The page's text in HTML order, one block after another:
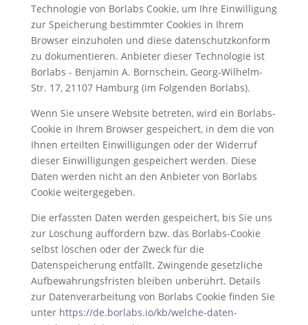
Technologie von Borlabs Cookie, um Ihre Einwilligung
zur Speicherung bestimmter Cookies in Ihrem
Browser einzuholen und diese datenschutzkonform
zu dokumentieren. Anbieter dieser Technologie ist
Borlabs - Benjamin A. Bornschein, Georg-Wilhelm-
Str. 17, 21107 Hamburg (im Folgenden Borlabs).
Wenn Sie unsere Website betreten, wird ein Borlabs-
Cookie in Ihrem Browser gespeichert, in dem die von
Ihnen erteilten Einwilligungen oder der Widerruf
dieser Einwilligungen gespeichert werden. Diese
Daten werden nicht an den Anbieter von Borlabs
Cookie weitergegeben.
Die erfassten Daten werden gespeichert, bis Sie uns
zur Löschung auffordern bzw. das Borlabs-Cookie
selbst löschen oder der Zweck für die
Datenspeicherung entfällt. Zwingende gesetzliche
Aufbewahrungsfristen bleiben unberührt. Details
zur Datenverarbeitung von Borlabs Cookie finden Sie
unter https://de.borlabs.io/kb/welche-daten-